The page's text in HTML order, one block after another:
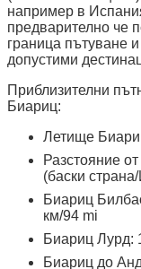
например в
предварително че
граница пътуване
допустими
Приблизителни
Биариц:
Летище
Разстояние
(баски
Биариц
км/94 mi
Биариц Лурд:
Биариц до